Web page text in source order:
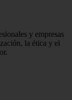
y empresas
la ética y el